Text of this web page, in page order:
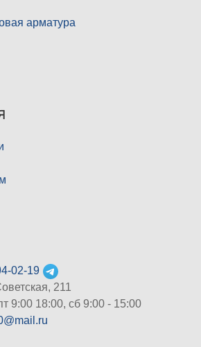
арматура
02-19
211
9:00 18:00, сб 9:00 - 15:00